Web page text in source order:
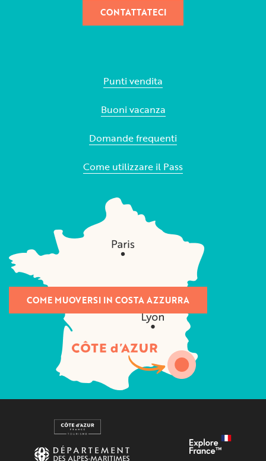
CONTATTATECI
Punti vendita
Buoni vacanza
Domande frequenti
Come utilizzare il Pass
COME MUOVERSI IN COSTA AZZURRA